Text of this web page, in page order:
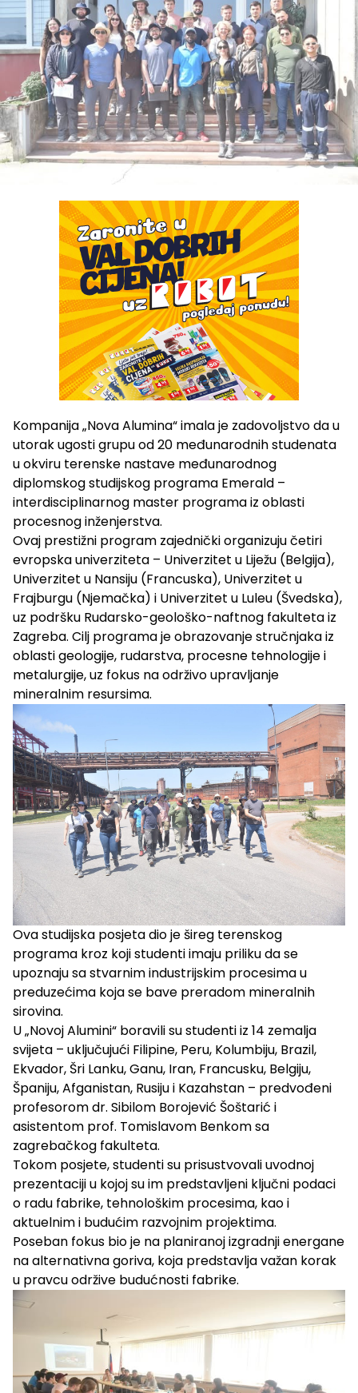
Kompanija „Nova Alumina“ imala je zadovoljstvo da u
utorak ugosti grupu od 20 međunarodnih studenata
u okviru terenske nastave međunarodnog
diplomskog studijskog programa Emerald –
interdisciplinarnog master programa iz oblasti
procesnog inženjerstva.
Ovaj prestižni program zajednički organizuju četiri
evropska univerziteta – Univerzitet u Liježu (Belgija),
Univerzitet u Nansiju (Francuska), Univerzitet u
Frajburgu (Njemačka) i Univerzitet u Luleu (Švedska),
uz podršku Rudarsko-geološko-naftnog fakulteta iz
Zagreba. Cilj programa je obrazovanje stručnjaka iz
oblasti geologije, rudarstva, procesne tehnologije i
metalurgije, uz fokus na održivo upravljanje
mineralnim resursima.
Ova studijska posjeta dio je šireg terenskog
programa kroz koji studenti imaju priliku da se
upoznaju sa stvarnim industrijskim procesima u
preduzećima koja se bave preradom mineralnih
sirovina.
U „Novoj Alumini“ boravili su studenti iz 14 zemalja
svijeta – uključujući Filipine, Peru, Kolumbiju, Brazil,
Ekvador, Šri Lanku, Ganu, Iran, Francusku, Belgiju,
Španiju, Afganistan, Rusiju i Kazahstan – predvođeni
profesorom dr. Sibilom Borojević Šoštarić i
asistentom prof. Tomislavom Benkom sa
zagrebačkog fakulteta.
Tokom posjete, studenti su prisustvovali uvodnoj
prezentaciji u kojoj su im predstavljeni ključni podaci
o radu fabrike, tehnološkim procesima, kao i
aktuelnim i budućim razvojnim projektima.
Poseban fokus bio je na planiranoj izgradnji energane
na alternativna goriva, koja predstavlja važan korak
u pravcu održive budućnosti fabrike.